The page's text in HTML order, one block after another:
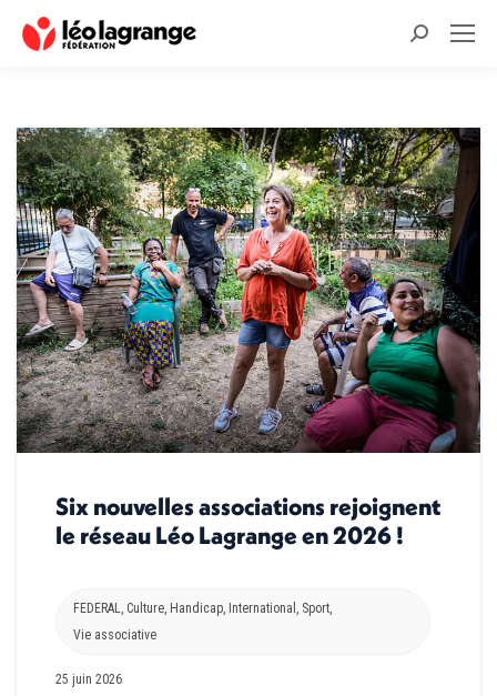
Recherche
Six nouvelles associations rejoignent
le réseau Léo Lagrange en 2026 !
FEDERAL, Culture, Handicap, International , Sport,
Vie associative
25 juin 2026